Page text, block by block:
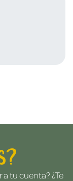
tu cuenta? ¿Te